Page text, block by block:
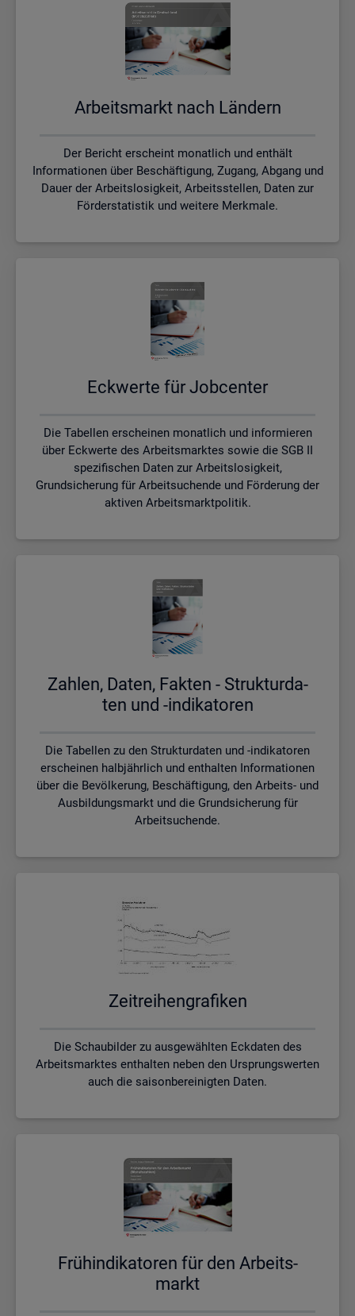
Ar­beits­markt nach Län­dern
Der Bericht erscheint monatlich und enthält
Informationen über Beschäftigung, Zugang, Abgang und
Dauer der Arbeitslosigkeit, Arbeitsstellen, Daten zur
Förderstatistik und weitere Merkmale.
Eck­wer­te für Job­cen­ter
Die Tabellen erscheinen monatlich und informieren
über Eckwerte des Arbeitsmarktes sowie die SGB II
spezifischen Daten zur Arbeitslosigkeit,
Grundsicherung für Arbeitsuchende und Förderung der
aktiven Arbeitsmarktpolitik.
Zah­len, Daten, Fak­ten - Struk­tur­da­
ten und -in­di­ka­to­ren
Die Tabellen zu den Strukturdaten und -indikatoren
erscheinen halbjährlich und enthalten Informationen
über die Bevölkerung, Beschäftigung, den Arbeits- und
Ausbildungsmarkt und die Grundsicherung für
Arbeitsuchende.
Zeit­rei­hen­gra­fi­ken
Die Schaubilder zu ausgewählten Eckdaten des
Arbeitsmarktes enthalten neben den Ursprungswerten
auch die saisonbereinigten Daten.
Früh­in­di­ka­to­ren für den Ar­beits­
markt